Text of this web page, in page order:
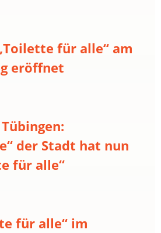
für alle“ am
eröffnet
der Stadt hat nun
für alle“
für alle“ im